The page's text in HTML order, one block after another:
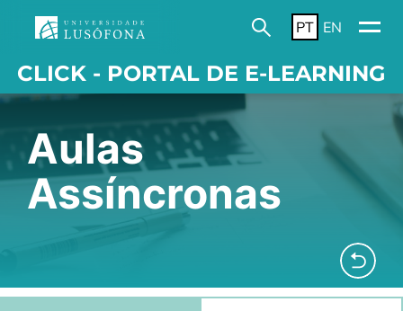
PT EN
CLICK - PORTAL DE E-LEARNING
Aulas
Assíncronas